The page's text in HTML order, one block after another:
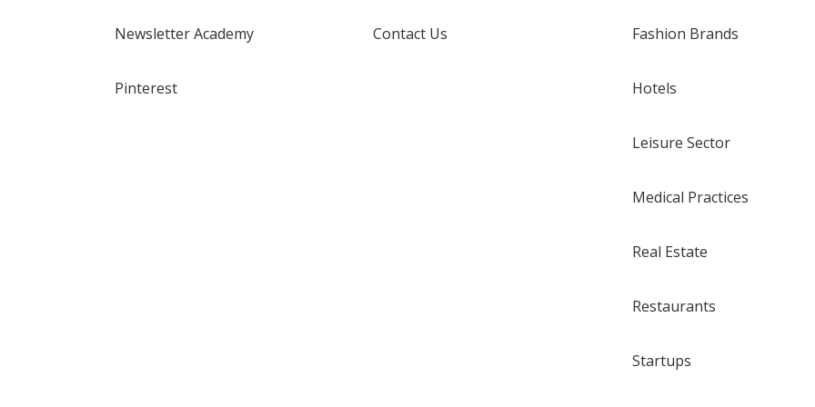
Newsletter Academy
Pinterest
Contact Us Fashion Brands
Hotels
Leisure Sector
Medical Practices
Real Estate
Restaurants
Startups